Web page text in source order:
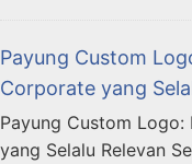
Payung Custom
Corporate yang
Payung Custom
yang Selalu Relevan